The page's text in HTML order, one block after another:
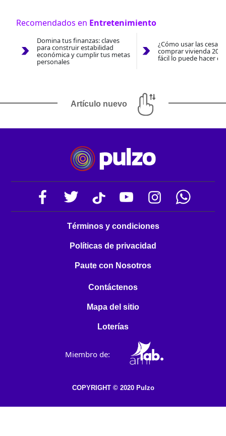
Recomendados en Entretenimiento
Domina tus finanzas: claves
para construir estabilidad
económica y cumplir tus metas
personales
¿Cómo usar las
comprar vivienda
fácil lo puede hacer
Artículo nuevo
Términos y condiciones
Políticas de privacidad
Paute con Nosotros
Contáctenos
Mapa del sitio
Loterías
Miembro de:
COPYRIGHT © 2020 Pulzo